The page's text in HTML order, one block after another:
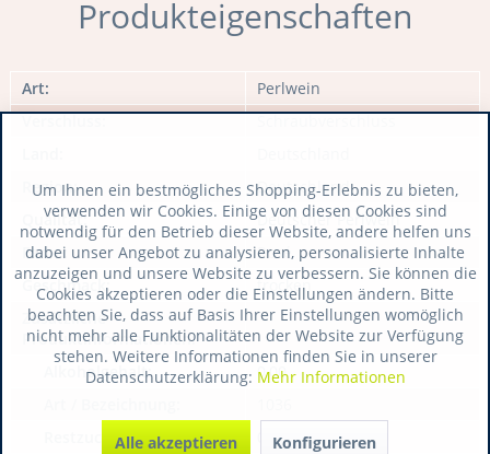
Produkteigenschaften
Art:
Perlwein
Region:
Deutschland
Qualität:
Deutscher Perlwein
Farbe:
Rosé
Geschmack:
trocken
Zusätzliche
Produktinformationen:
Alkoholgehalt:
0,00
Restzucker:
0,00
Um Ihnen ein bestmögliches Shopping-Erlebnis zu bieten,
verwenden wir Cookies. Einige von diesen Cookies sind
notwendig für den Betrieb dieser Website, andere helfen uns
dabei unser Angebot zu analysieren, personalisierte Inhalte
anzuzeigen und unsere Website zu verbessern. Sie können die
Cookies akzeptieren oder die Einstellungen ändern. Bitte
beachten Sie, dass auf Basis Ihrer Einstellungen womöglich
nicht mehr alle Funktionalitäten der Website zur Verfügung
stehen. Weitere Informationen finden Sie in unserer
Datenschutzerklärung: Mehr Informationen
Alle akzeptieren Konfigurieren